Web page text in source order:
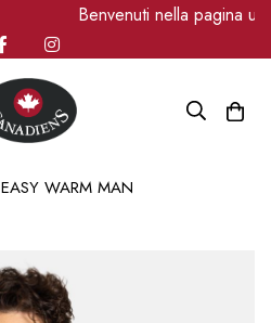
Benvenuti nella pagina
EASY WARM MAN